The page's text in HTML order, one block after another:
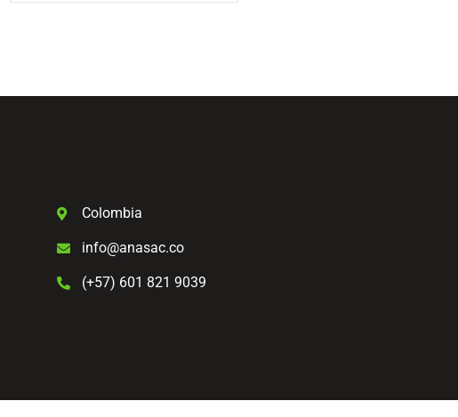
Colombia
info@anasac.co
(+57) 601 821 9039